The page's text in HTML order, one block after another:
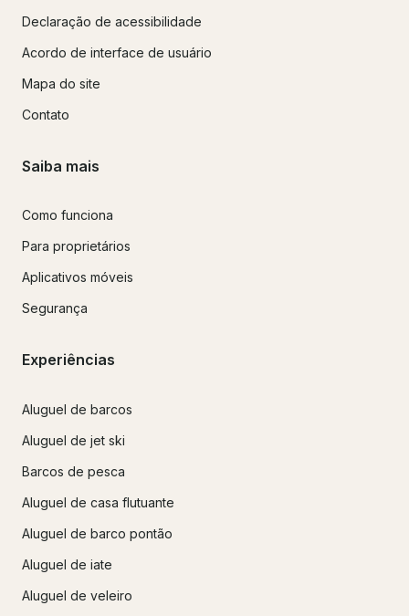
Declaração de acessibilidade
Acordo de interface de usuário
Mapa do site
Contato
Saiba mais
Como funciona
Para proprietários
Aplicativos móveis
Segurança
Experiências
Aluguel de barcos
Aluguel de jet ski
Barcos de pesca
Aluguel de casa flutuante
Aluguel de barco pontão
Aluguel de iate
Aluguel de veleiro